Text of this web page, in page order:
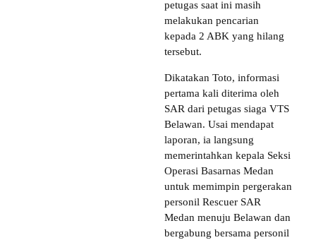
petugas saat ini masih
melakukan pencarian
kepada 2 ABK yang hilang
tersebut.
Dikatakan Toto, informasi
pertama kali diterima oleh
SAR dari petugas siaga VTS
Belawan. Usai mendapat
laporan, ia langsung
memerintahkan kepala Seksi
Operasi Basarnas Medan
untuk memimpin pergerakan
personil Rescuer SAR
Medan menuju Belawan dan
bergabung bersama personil